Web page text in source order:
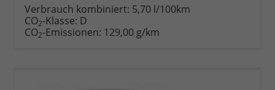
Verbrauch kombiniert: 5,70 l/100km
CO2-Klasse: D
CO2-Emissionen: 129,00 g/km